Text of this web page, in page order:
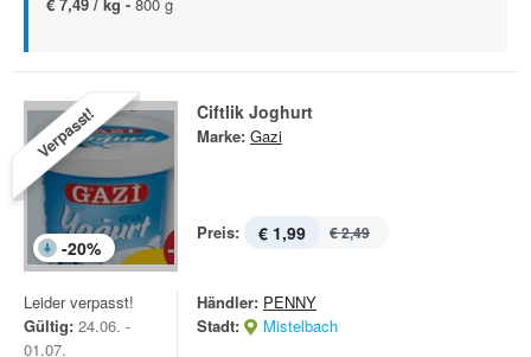
Verpasst!
-20%
Ciftlik Joghurt
Marke: Gazi
Preis: € 1,99 € 2,49
Leider verpasst!
Gültig: 24.06. -
01.07.
Händler: PENNY
Stadt:
Mistelbach